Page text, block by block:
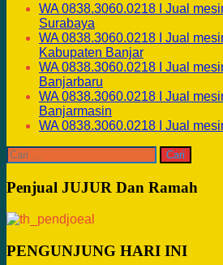
WA 0838.3060.0218 I Jual
Surabaya
WA 0838.3060.0218 I Jual
Kabupaten Banjar
WA 0838.3060.0218 I Jual
Banjarbaru
WA 0838.3060.0218 I Jual
Banjarmasin
WA 0838.3060.0218 I Jual
Cari
untuk:
Penjual JUJUR Dan Ramah
PENGUNJUNG HARI INI